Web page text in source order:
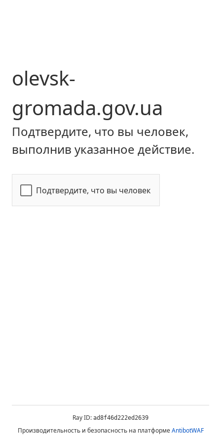
olevsk-
gromada.gov.ua
Подтвердите, что вы человек,
выполнив указанное действие.
Подтвердите, что вы человек
Ray ID: ad8f46d222ed2639
Производительность и безопасность на платформеAntibotWAF